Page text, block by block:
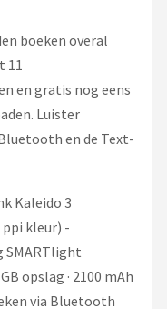
boeken overal
11
en gratis nog eens
Luister
en de Text-
Kaleido 3
kleur) -
SMARTlight
opslag · 2100 mAh
via Bluetooth